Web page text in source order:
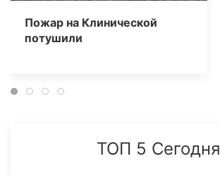
Пожар на Клинической
потушили
ТОП 5 Сегодня